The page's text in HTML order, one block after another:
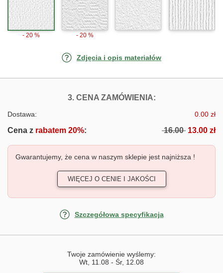
- 20 % - 20 %
Zdjęcia i opis materiałów
3. CENA ZAMÓWIENIA:FOTOTAPETY
Dostawa: 0.00 zł
Cena z rabatem 20%: 16.00 13.00 zł
Gwarantujemy, że cena w naszym sklepie jest najniższa !
WIĘCEJ O CENIE I JAKOŚCI
Szczegółowa specyfikacja
Twoje zamówienie wyślemy:
Wt, 11.08 - Śr, 12.08